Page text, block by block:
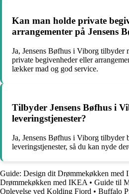
Kan man holde private
arrangementer på Jensens
Ja, Jensens Bøfhus i Viborg tilbyder
private begivenheder eller
lækker mad og god service.
Tilbyder Jensens Bøfhus i
leveringstjenester?
Ja, Jensens Bøfhus i Viborg tilbyder
leveringstjenester, så du kan nyde
Guide: Design dit Drømmekøkken med
Drømmekøkken med IKEA • Guide til
Oplevelse ved Kolding Fjord • Buffalo